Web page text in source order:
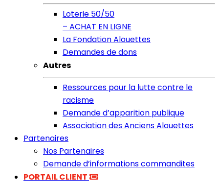
Loterie 50/50
– ACHAT EN LIGNE
La Fondation Alouettes
Demandes de dons
Autres
Ressources pour la lutte contre le
racisme
Demande d’apparition publique
Association des Anciens Alouettes
Partenaires
Nos Partenaires
Demande d’informations commandites
PORTAIL CLIENT